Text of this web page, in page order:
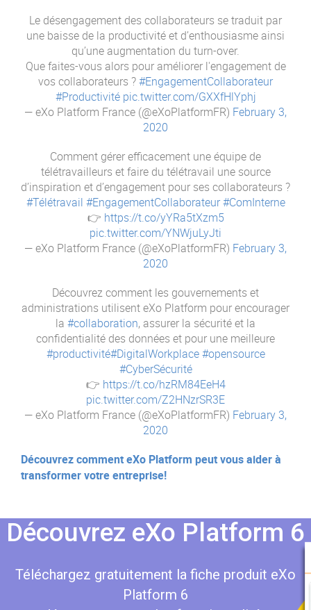
Le désengagement des collaborateurs se traduit par
une baisse de la productivité et d’enthousiasme ainsi
qu’une augmentation du turn-over.
Que faites-vous alors pour améliorer l'engagement de
vos collaborateurs ?#EngagementCollaborateur
#Productivité pic.twitter.com/GXXfHlYphj
— eXo Platform France (@eXoPlatformFR) February 3,
2020
Comment gérer efficacement une équipe de
télétravailleurs et faire du télétravail une source
d’inspiration et d’engagement pour ses collaborateurs ?
#Télétravail #EngagementCollaborateur #ComInterne
👉 https://t.co/yYRa5tXzm5
pic.twitter.com/YNWjuLyJti
— eXo Platform France (@eXoPlatformFR) February 3,
2020
Découvrez comment les gouvernements et
administrations utilisent eXo Platform pour encourager
la #collaboration, assurer la sécurité et la
confidentialité des données et pour une meilleure
#productivité#DigitalWorkplace #opensource
#CyberSécurité
👉 https://t.co/hzRM84EeH4
pic.twitter.com/Z2HNzrSR3E
— eXo Platform France (@eXoPlatformFR) February 3,
2020
Découvrez comment eXo Platform peut vous aider à
transformer votre entreprise!
Découvrez eXo Platform 6
Téléchargez gratuitement la fiche produit eXo
Platform 6